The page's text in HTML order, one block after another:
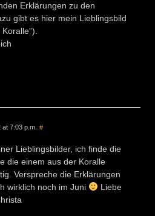
Erklärungen zu den
gibt es hier mein Lieblingsbild
7:03 p.m. #
Lieblingsbilder, ich finde die
die einem aus der Koralle
Verspreche die Erklärungen
wirklich noch im Juni
Liebe